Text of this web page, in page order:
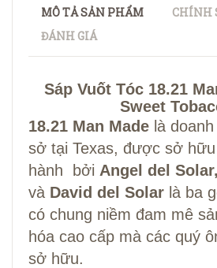
MÔ TẢ SẢN PHẨM
CHÍNH
ĐÁNH GIÁ
Sáp Vuốt Tóc 18.21
Sweet
18.21 Man Made là
sở tại Texas, được sở
hành bởi Angel del
và David del Solar là ba
có chung niềm đam mê
hóa cao cấp mà các quý
sở hữu.